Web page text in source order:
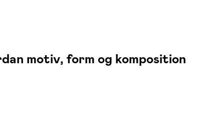
motiv, form og komposition